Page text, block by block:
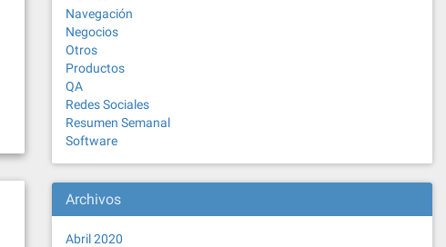
Navegación
Negocios
Otros
Productos
QA
Redes Sociales
Resumen Semanal
Software
Archivos
Abril 2020